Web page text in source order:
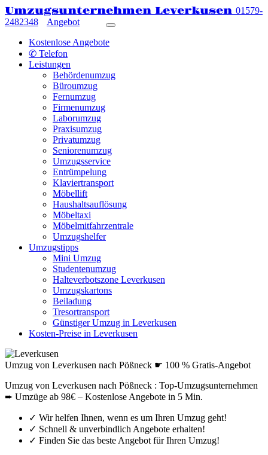
Umzugsunternehmen Leverkusen 01579-
2482348
Angebot
Kostenlose Angebote
✆ Telefon
Leistungen
Behördenumzug
Büroumzug
Fernumzug
Firmenumzug
Laborumzug
Praxisumzug
Privatumzug
Seniorenumzug
Umzugsservice
Entrümpelung
Klaviertransport
Möbellift
Haushaltsauflösung
Möbeltaxi
Möbelmitfahrzentrale
Umzugshelfer
Umzugstipps
Mini Umzug
Studentenumzug
Halteverbotszone Leverkusen
Umzugskartons
Beiladung
Tresortransport
Günstiger Umzug in Leverkusen
Kosten-Preise in Leverkusen
Umzug von Leverkusen nach Pößneck ☛ 100 % Gratis-Angebot
Umzug von Leverkusen nach Pößneck : Top-Umzugsunternehmen
➨ Umzüge ab 98€ – Kostenlose Angebote in 5 Min.
✓ Wir helfen Ihnen, wenn es um Ihren Umzug geht!
✓ Schnell & unverbindlich Angebote erhalten!
✓ Finden Sie das beste Angebot für Ihren Umzug!